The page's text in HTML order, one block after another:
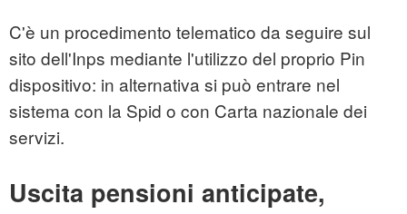
C'è un procedimento telematico da seguire sul
sito dell'Inps mediante l'utilizzo del proprio Pin
dispositivo: in alternativa si può entrare nel
sistema con la Spid o con Carta nazionale dei
servizi.
Uscita pensioni anticipate,